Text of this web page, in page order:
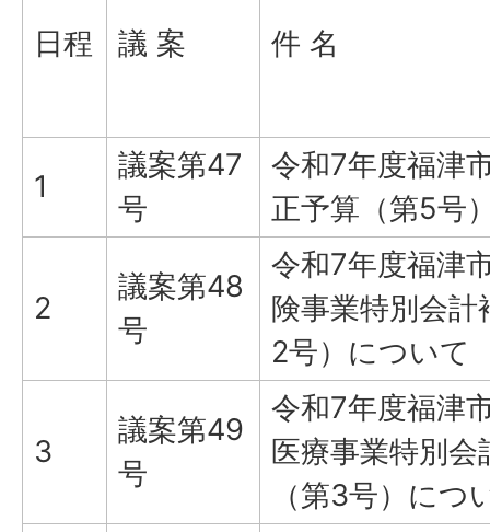
日程 議 案 件 名
1
議案第47
号
令和7年度福津
正予算（第5号
2
議案第48
号
令和7年度福津
険事業特別会計
2号）について
3
議案第49
号
令和7年度福津
医療事業特別会
（第3号）につ